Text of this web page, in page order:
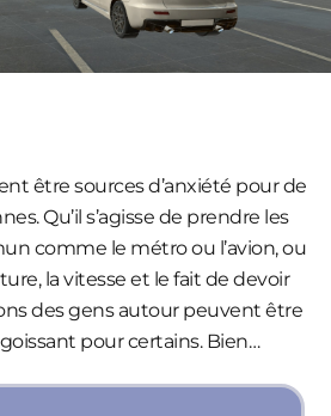
être sources d’anxiété pour de
Qu’il s’agisse de prendre les
comme le métro ou l’avion, ou
la vitesse et le fait de devoir
des gens autour peuvent être
pour certains. Bien
et impacte souvent la